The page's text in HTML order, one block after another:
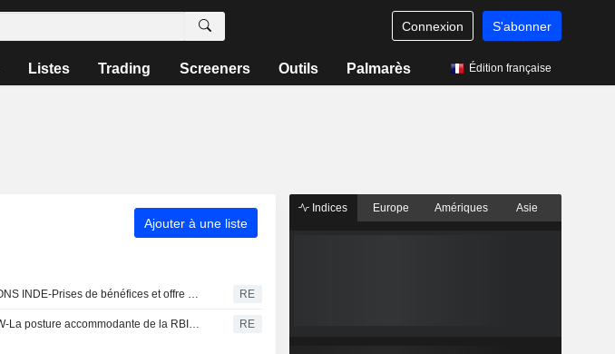
Connexion S'abonner
Listes Trading Screeners Outils Palmarès Édition française
Ajouter à une liste
OBLIGATIONS INDE-Prises de bénéfices et offre de titres freinent le rallye obligataire indien RE
FUNDVIEW-La posture accommodante de la RBI incite LIC Mutual Fund à privilégier la dette de 3 mois à 5 ans RE
Indices Europe Amériques Asie